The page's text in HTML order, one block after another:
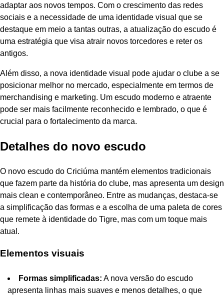
adaptar aos novos tempos. Com o crescimento das redes
sociais e a necessidade de uma identidade visual que se
destaque em meio a tantas outras, a atualização do escudo é
uma estratégia que visa atrair novos torcedores e reter os
antigos.
Além disso, a nova identidade visual pode ajudar o clube a se
posicionar melhor no mercado, especialmente em termos de
merchandising e marketing. Um escudo moderno e atraente
pode ser mais facilmente reconhecido e lembrado, o que é
crucial para o fortalecimento da marca.
Detalhes do novo escudo
O novo escudo do Criciúma mantém elementos tradicionais
que fazem parte da história do clube, mas apresenta um design
mais clean e contemporâneo. Entre as mudanças, destaca-se
a simplificação das formas e a escolha de uma paleta de cores
que remete à identidade do Tigre, mas com um toque mais
atual.
Elementos visuais
Formas simplificadas: A nova versão do escudo
apresenta linhas mais suaves e menos detalhes, o que